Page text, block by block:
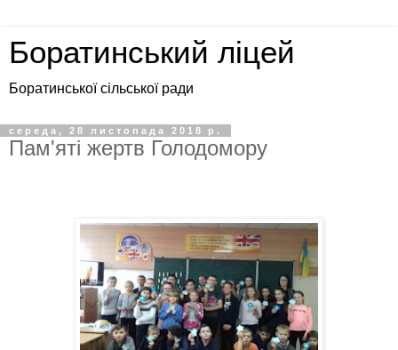
Боратинський ліцей
Боратинської сільської ради
середа, 28 листопада 2018 р.
Пам'яті жертв Голодомору